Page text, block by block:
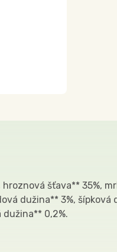
šťava** 35%,
dužina** 3%, šípková
0,2%.